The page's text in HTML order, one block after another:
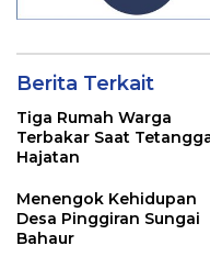
Berita Terkait
Tiga Rumah Warga
Terbakar Saat
Hajatan
Menengok Kehidupan
Desa Pinggiran Sungai
Bahaur